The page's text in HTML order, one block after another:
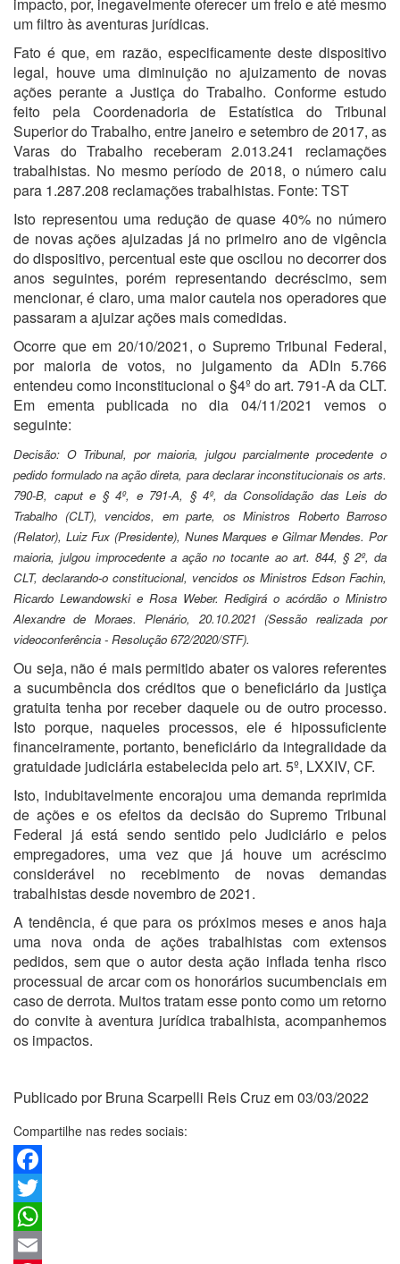
um filtro às aventuras jurídicas.
Fato é que, em razão, especificamente deste dispositivo
legal, houve uma diminuição no ajuizamento de novas
ações perante a Justiça do Trabalho. Conforme estudo
feito pela Coordenadoria de Estatística do Tribunal
Superior do Trabalho, entre janeiro e setembro de 2017, as
Varas do Trabalho receberam 2.013.241 reclamações
trabalhistas. No mesmo período de 2018, o número caiu
para 1.287.208 reclamações trabalhistas. Fonte: TST
Isto representou uma redução de quase 40% no número
de novas ações ajuizadas já no primeiro ano de vigência
do dispositivo, percentual este que oscilou no decorrer dos
anos seguintes, porém representando decréscimo, sem
mencionar, é claro, uma maior cautela nos operadores que
passaram a ajuizar ações mais comedidas.
Ocorre que em 20/10/2021, o Supremo Tribunal Federal,
por maioria de votos, no julgamento da ADIn 5.766
entendeu como inconstitucional o §4º do art. 791-A da CLT.
Em ementa publicada no dia 04/11/2021 vemos o
seguinte:
Decisão: O Tribunal, por maioria, julgou parcialmente procedente o
pedido formulado na ação direta, para declarar inconstitucionais os arts.
790-B, caput e § 4º, e 791-A, § 4º, da Consolidação das Leis do
Trabalho (CLT), vencidos, em parte, os Ministros Roberto Barroso
(Relator), Luiz Fux (Presidente), Nunes Marques e Gilmar Mendes. Por
maioria, julgou improcedente a ação no tocante ao art. 844, § 2º, da
CLT, declarando-o constitucional, vencidos os Ministros Edson Fachin,
Ricardo Lewandowski e Rosa Weber. Redigirá o acórdão o Ministro
Alexandre de Moraes. Plenário, 20.10.2021 (Sessão realizada por
videoconferência - Resolução 672/2020/STF).
Ou seja, não é mais permitido abater os valores referentes
a sucumbência dos créditos que o beneficiário da justiça
gratuita tenha por receber daquele ou de outro processo.
Isto porque, naqueles processos, ele é hipossuficiente
financeiramente, portanto, beneficiário da integralidade da
gratuidade judiciária estabelecida pelo art. 5º, LXXIV, CF.
Isto, indubitavelmente encorajou uma demanda reprimida
de ações e os efeitos da decisão do Supremo Tribunal
Federal já está sendo sentido pelo Judiciário e pelos
empregadores, uma vez que já houve um acréscimo
considerável no recebimento de novas demandas
trabalhistas desde novembro de 2021.
A tendência, é que para os próximos meses e anos haja
uma nova onda de ações trabalhistas com extensos
pedidos, sem que o autor desta ação inflada tenha risco
processual de arcar com os honorários sucumbenciais em
caso de derrota. Muitos tratam esse ponto como um retorno
do convite à aventura jurídica trabalhista, acompanhemos
os impactos.
Publicado por Bruna Scarpelli Reis Cruz em 03/03/2022
Compartilhe nas redes sociais:
Facebook
Twitter
WhatsApp